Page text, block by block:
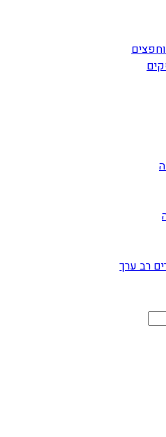
רב ערך